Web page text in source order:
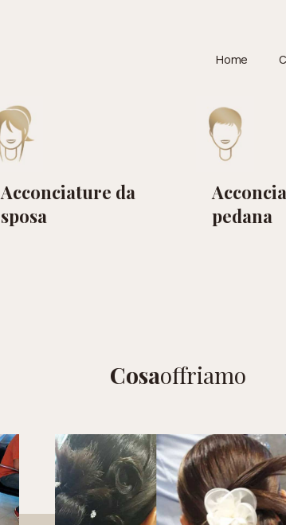
Home
Acconciature da
sposa
pedana
Cosaoffriamo